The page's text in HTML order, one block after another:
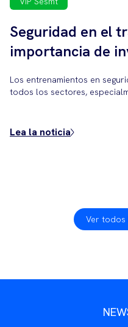
Seguridad en el
importancia de
protección de su
Los entrenamientos en
todos los sectores,
Lea la noticia
Ver